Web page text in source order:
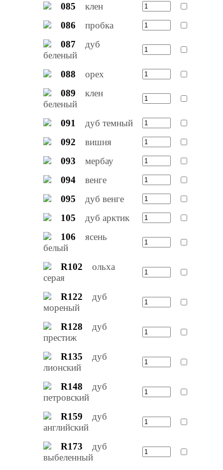
085
клен
086
пробка
087
дуб
беленый
088
орех
089
клен
беленый
091
дуб темный
092
вишня
093
мербау
094
венге
095
дуб венге
105
дуб арктик
106
ясень
белый
R102
ольха
серая
R122
дуб
мореный
R128
дуб
престиж
R135
дуб
лионский
R148
дуб
петровский
R159
дуб
английский
R173
дуб
выбеленный